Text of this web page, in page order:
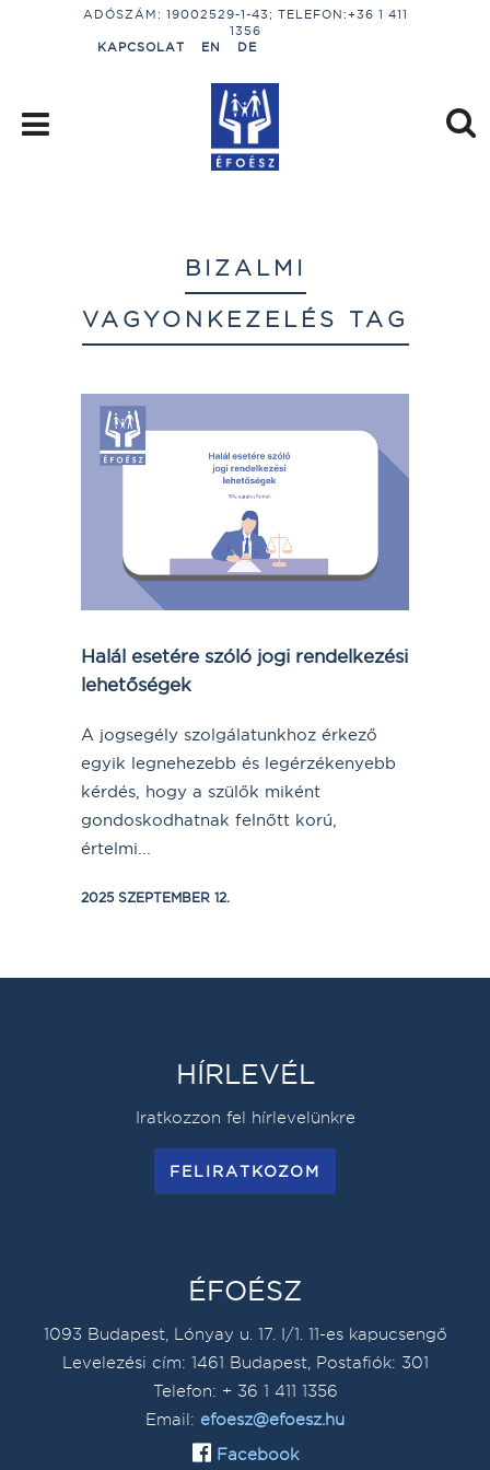
ADÓSZÁM: 19002529-1-43; TELEFON:+36 1 411
1356
KAPCSOLAT
EN DE
BIZALMI
VAGYONKEZELÉS TAG
Halál esetére szóló jogi rendelkezési
lehetőségek
A jogsegély szolgálatunkhoz érkező
egyik legnehezebb és legérzékenyebb
kérdés, hogy a szülők miként
gondoskodhatnak felnőtt korú,
értelmi...
2025 SZEPTEMBER 12.
HÍRLEVÉL
Iratkozzon fel hírlevelünkre
FELIRATKOZOM
ÉFOÉSZ
1093 Budapest, Lónyay u. 17. I/1. 11-es kapucsengő
Levelezési cím: 1461 Budapest, Postafiók: 301
Telefon: + 36 1 411 1356
Email: efoesz@efoesz.hu
Facebook